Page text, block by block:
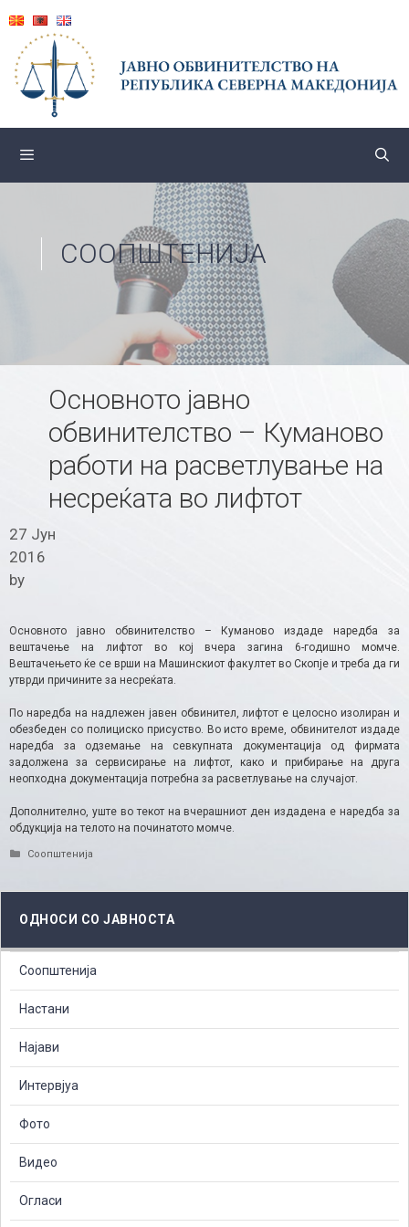
content
СООПШТЕНИЈА
Основното јавно
обвинителство – Куманово
работи на расветлување на
несреќата во лифтот
27 Јун
2016
by
Основното јавно обвинителство – Куманово издаде наредба за
вештачење на лифтот во кој вчера загина 6-годишно момче.
Вештачењето ќе се врши на Машинскиот факултет во Скопје и треба да ги
утврди причините за несреќата.
По наредба на надлежен јавен обвинител, лифтот е целосно изолиран и
обезбеден со полициско присуство. Во исто време, обвинителот издаде
наредба за одземање на севкупната документација од фирмата
задолжена за сервисирање на лифтот, како и прибирање на друга
неопходна документација потребна за расветлување на случајот.
Дополнително, уште во текот на вчерашниот ден издадена е наредба за
обдукција на телото на починатото момче.
Categories
Соопштенија
ОДНОСИ СО ЈАВНОСТА
Соопштенија
Настани
Најави
Интервјуа
Фото
Видео
Огласи